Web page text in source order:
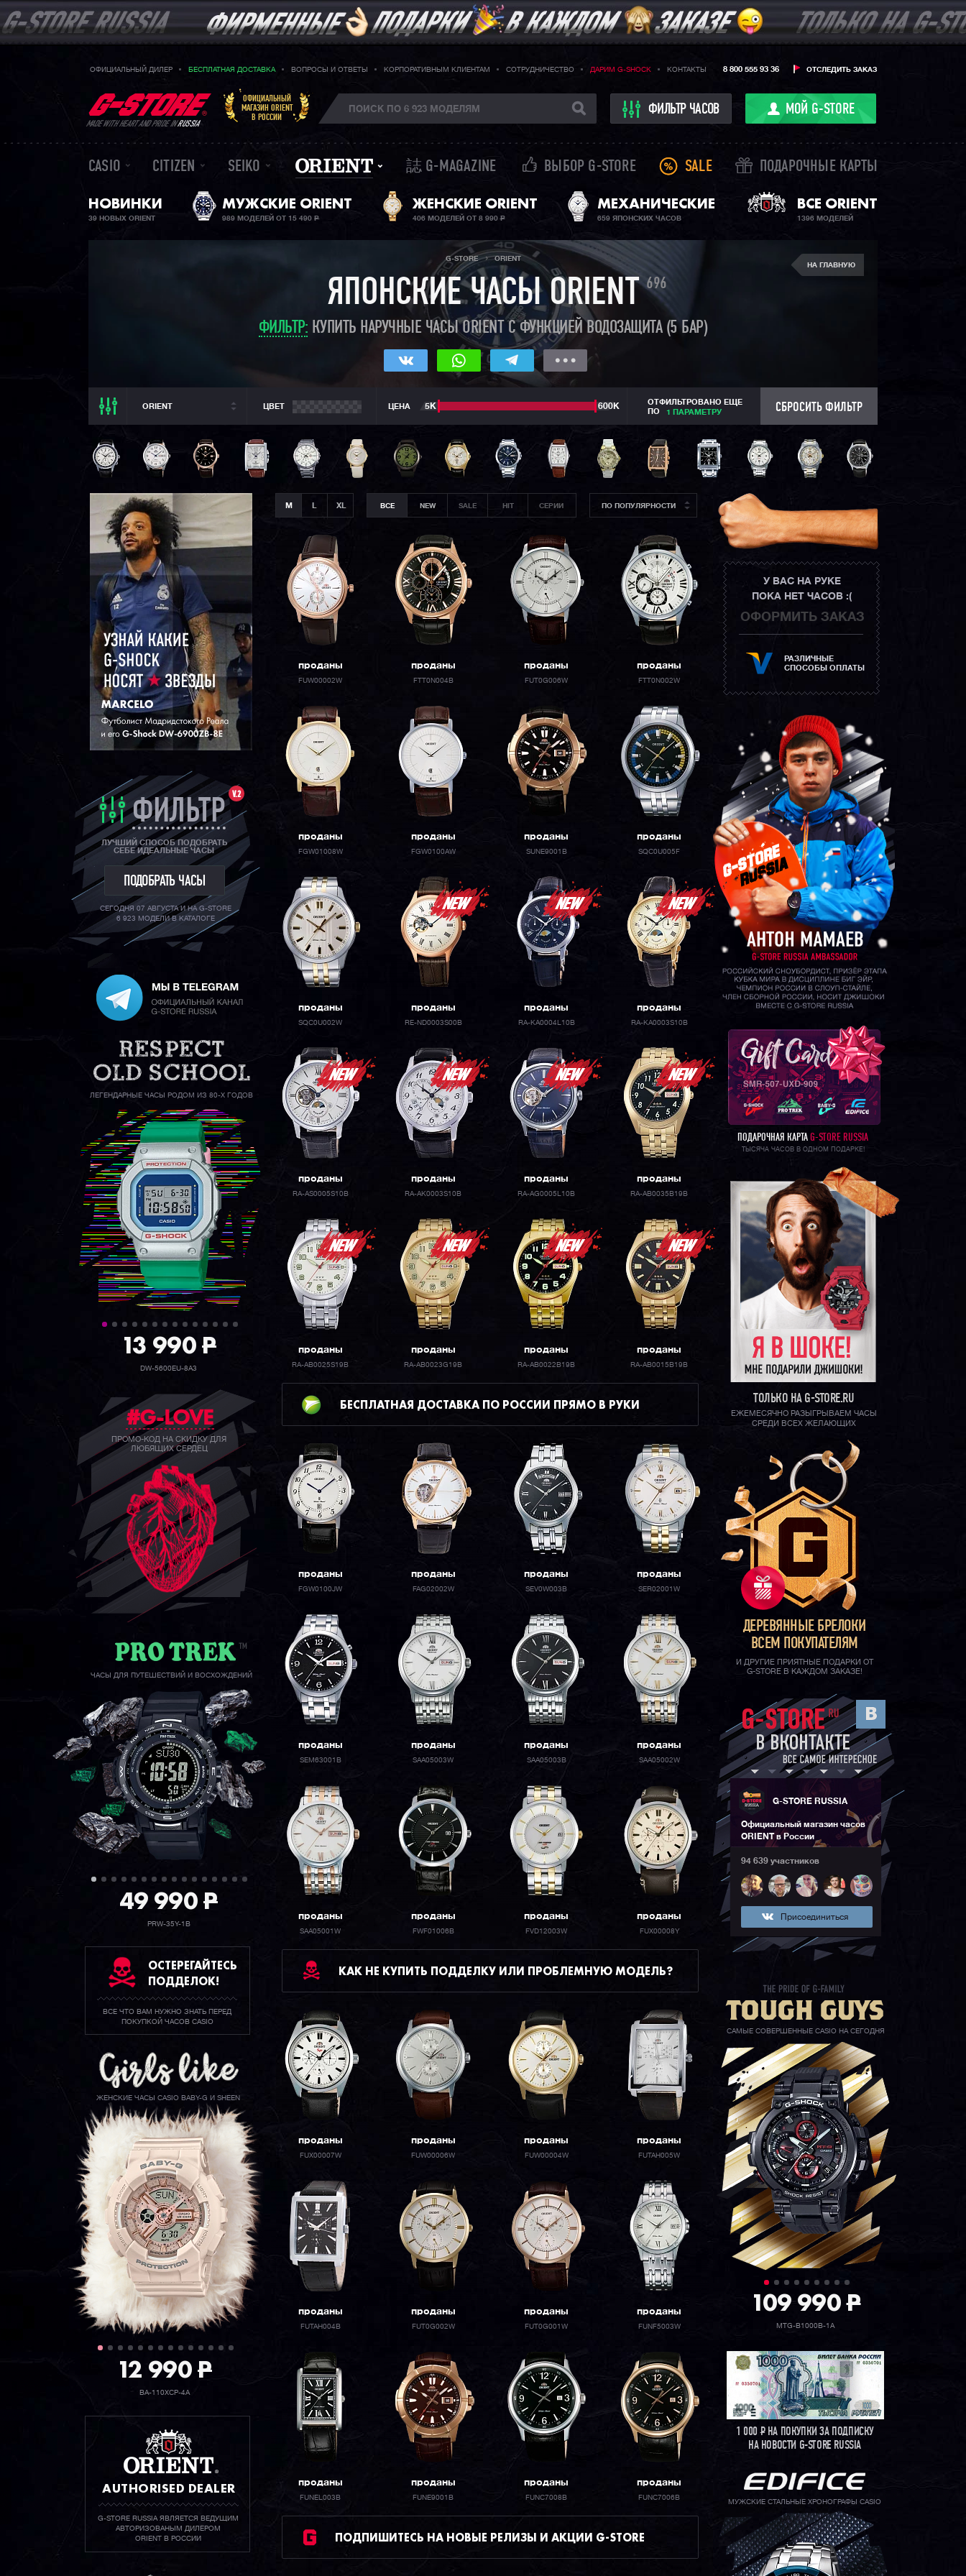
ОФИЦИАЛЬНЫЙ ДИЛЕР БЕСПЛАТНАЯ ДОСТАВКА ВОПРОСЫ И ОТВЕТЫ КОРПОРАТИВНЫМ КЛИЕНТАМ СОТРУДНИЧЕСТВО ДАРИМ G-SHOCK КОНТАКТЫ ОТСЛЕДИТЬ ЗАКАЗ
8 800 555 93 36
MADE WITH HEART AND PRIDE INRUSSIA
ОФИЦИАЛЬНЫЙ
МАГАЗИН ORIENT
В РОССИИ
ФИЛЬТР ЧАСОВ МОЙ G-STORE
CASIO CITIZEN SEIKO 誌 G-MAGAZINE ВЫБОР G-STORE SALE ПОДАРОЧНЫЕ КАРТЫ
НОВИНКИ
39 НОВЫХ ORIENT
МУЖСКИЕ ORIENT
989 МОДЕЛЕЙ ОТ 15 490Р
ЖЕНСКИЕ ORIENT
406 МОДЕЛЕЙ ОТ 8 990Р
МЕХАНИЧЕСКИЕ
659 ЯПОНСКИХ ЧАСОВ
ВСЕ ORIENT
1396 МОДЕЛЕЙ
НА ГЛАВНУЮ
G-STORE ORIENT
ЯПОНСКИЕ ЧАСЫ ORIENT 696
ФИЛЬТР: КУПИТЬ НАРУЧНЫЕ ЧАСЫ ORIENT С ФУНКЦИЕЙ ВОДОЗАЩИТА (5 БАР)
ORIENT
ORIENT
ВСЕ CASIO
CASIO G-SHOCK
CASIO BABY-G
CASIO PRO TREK
CASIO EDIFICE
CITIZEN
SEIKO
ЦВЕТ ЦЕНА 5К 600К
ОТФИЛЬТРОВАНО ЕЩЕ
ПО
1 ПАРАМЕТРУ СБРОСИТЬ ФИЛЬТР
V.2
ФИЛЬТР
ЛУЧШИЙ СПОСОБ ПОДОБРАТЬ
СЕБЕ ИДЕАЛЬНЫЕ ЧАСЫ
ПОДОБРАТЬ ЧАСЫ
СЕГОДНЯ 07 АВГУСТА И НА G-STORE
6 923 МОДЕЛИ В КАТАЛОГЕ
ЛЕГЕНДАРНЫЕ ЧАСЫ РОДОМ ИЗ 80-Х ГОДОВ
39 990P
GW-B5600BC-1B
#G-LOVE
ПРОМО-КОД НА СКИДКУ ДЛЯ
ЛЮБЯЩИХ СЕРДЕЦ
ЧАСЫ ДЛЯ ПУТЕШЕСТВИЙ И ВОСХОЖДЕНИЙ
49 990P
PRW-35Y-1B
ОСТЕРЕГАЙТЕСЬ
ПОДДЕЛОК!
ВСЕ ЧТО ВАМ НУЖНО ЗНАТЬ ПЕРЕД
ПОКУПКОЙ ЧАСОВ CASIO
ЖЕНСКИЕ ЧАСЫ CASIO BABY-G И SHEEN
12 990P
BA-110XCP-4A
AUTHORISED DEALER
G-STORE RUSSIA ЯВЛЯЕТСЯ ВЕДУЩИМ
АВТОРИЗОВАНЫМ ДИЛЕРОМ
ORIENT В РОССИИ
M XL ВСЕ NEW SALE HIT СЕРИИ ПО ПОПУЛЯРНОСТИ
проданы
FUW00002W
проданы
FTT0N004B
проданы
FUT0G006W
проданы
FTT0N002W
проданы
FGW01008W
проданы
FGW0100AW
проданы
SUNE9001B
проданы
SQC0U005F
проданы
SQC0U002W
проданы
RE-ND0003S00B
проданы
RA-KA0004L10B
проданы
RA-KA0003S10B
проданы
RA-AS0005S10B
проданы
RA-AK0003S10B
проданы
RA-AG0005L10B
проданы
RA-AB0035B19B
проданы
RA-AB0025S19B
проданы
RA-AB0023G19B
проданы
RA-AB0022B19B
проданы
RA-AB0015B19B
БЕСПЛАТНАЯ ДОСТАВКА ПО РОССИИ ПРЯМО В РУКИ
проданы
FGW0100JW
проданы
FAG02002W
проданы
SEV0W003B
проданы
SER02001W
проданы
SEM63001B
проданы
SAA05003W
проданы
SAA05003B
проданы
SAA05002W
проданы
SAA05001W
проданы
FWF01006B
проданы
FVD12003W
проданы
FUX00008Y
КАК НЕ КУПИТЬ ПОДДЕЛКУ ИЛИ ПРОБЛЕМНУЮ МОДЕЛЬ?
проданы
FUX00007W
проданы
FUW00006W
проданы
FUW00004W
проданы
FUTAH005W
проданы
FUTAH004B
проданы
FUT0G002W
проданы
FUT0G001W
проданы
FUNF5003W
проданы
FUNEL003B
проданы
FUNE9001B
проданы
FUNC7008B
проданы
FUNC7006B
ПОДПИШИТЕСЬ НА НОВЫЕ РЕЛИЗЫ И АКЦИИ G-STORE
У ВАС НА РУКЕ
ПОКА НЕТ ЧАСОВ :(
ОФОРМИТЬ ЗАКАЗ
РАЗЛИЧНЫЕ
СПОСОБЫ ОПЛАТЫ
ПОДАРОЧНАЯ КАРТА G-STORE RUSSIA
ТЫСЯЧА ЧАСОВ В ОДНОМ ПОДАРКЕ!
ТОЛЬКО НА G-STORE.RU
ЕЖЕМЕСЯЧНО РАЗЫГРЫВАЕМ ЧАСЫ
СРЕДИ ВСЕХ ЖЕЛАЮЩИХ
ДЕРЕВЯННЫЕ БРЕЛОКИ
ВСЕМ ПОКУПАТЕЛЯМ
И ДРУГИЕ ПРИЯТНЫЕ ПОДАРКИ ОТ
G-STORE В КАЖДОМ ЗАКАЗЕ!
G-STORE RUSSIA
Официальный магазин часов
ORIENT в России
94 639 участников
Присоединиться
САМЫЕ СОВЕРШЕННЫЕ CASIO НА СЕГОДНЯ
109 990P
MTG-B1000B-1A
1 000РНА ПОКУПКИ ЗА ПОДПИСКУ
НА НОВОСТИ G-STORE RUSSIA
МУЖСКИЕ СТАЛЬНЫЕ ХРОНОГРАФЫ CASIO